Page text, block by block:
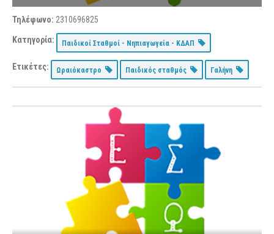
Τηλέφωνο: 2310696825
Κατηγορία: Παιδικοί Σταθμοί - Νηπιαγωγεία - ΚΔΑΠ
Ετικέτες: Ωραιόκαστρο Παιδικός σταθμός Γαλήνη